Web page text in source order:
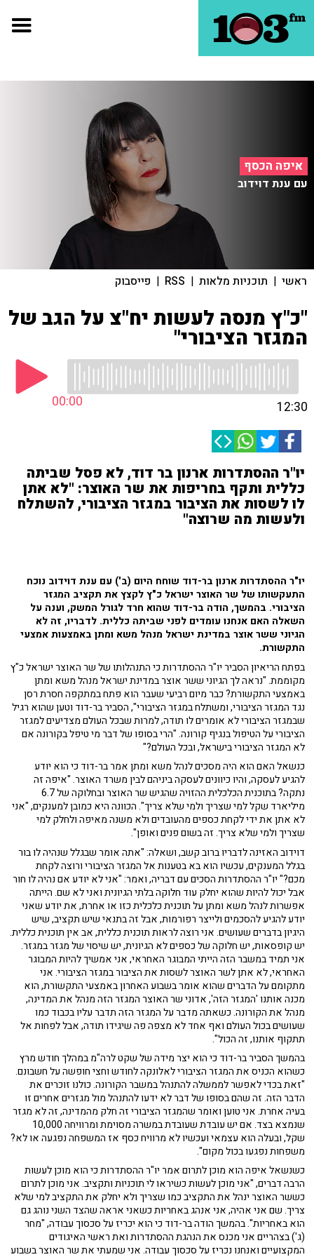
איפה הכסף
עם ענת דוידוב
ראשי | תוכניות מלאות |
RSS
| פייסבוק
"כ"ץ מנסה לעשות יח"צ על הגב של
המגזר הציבורי"
00:00 12:30
יו"ר ההסתדרות ארנון בר דוד, לא פסל שביתה
כללית ותקף בחריפות את שר האוצר: "לא אתן
לו לשסות את הציבור במגזר הציבורי, להשתלח
ולעשות מה שרוצה"
יו"ר ההסתדרות ארנון בר-דוד שוחח היום (ב') עם ענת דוידוב נוכח
התעקשותו של שר האוצר ישראל כ"ץ לקצץ את תקציב המגזר
הציבורי. בהמשך, הודה בר-דוד שהוא חרד לגורל המשק, וענה על
השאלה האם אנחנו עומדים לפני שביתה כללית. לדבריו, זה לא
הגיוני ששר אוצר במדינת ישראל מנהל משא ומתן באמצעות אמצעי
התקשורת.
בפתח הריאיון הסביר יו"ר ההסתדרות כי התנהלותו של שר האוצר ישראל כ"ץ
מקוממת. "נראה לך הגיוני ששר אוצר במדינת ישראל מנהל משא ומתן
באמצעי התקשורת? כבר מיום רביעי שעבר הוא פתח במתקפה חסרת רסן
נגד המגזר הציבורי, ומשתלח במגזר הציבורי", הסביר בר-דוד וטען שהוא רגיל
שבמגזר הציבורי לא אומרים לו תודה, למרות שבכל העולם מצדיעים למגזר
הציבורי על הטיפול בנגיף קורונה. "הרי בסופו של דבר מי טיפל בקורונה אם
לא המגזר הציבורי בישראל, ובכל העולם?"
כנשאל האם הוא היה מסכים לנהל משא ומתן אמר בר-דוד כי הוא יודע
להגיע לעסקה, והיו כיוונים לעסקה ביניהם לבין משרד האוצר. "איפה זה
נתקה? בתוכנית הכלכלית ההזויה שהגיש שר האוצר ובחלוקה של 6.7
מיליארד שקל למי שצריך ולמי שלא צריך". הכוונה היא כמובן למענקים, "אני
לא אתן את ידי לקחת כספים מהעובדים ולא משנה מאיפה ולחלק למי
שצריך ולמי שלא צריך. זה בשום פנים ואופן".
דוידוב האזינה לדבריו ברוב קשב, ושאלה: "אתה אומר שבגלל שנהיה לו בור
בגלל המענקים, עכשיו הוא בא בטענות אל המגזר הציבורי ורוצה לקחת
מכם?" יו"ר ההסתדרות הסכים עם דבריה, ואמר: "אני לא יודע אם נהיה לו חור
אבל יכול להיות שהוא יחלק עוד חלוקה בלתי הגיונית ואני לא שם. הייתה
אפשרות לנהל משא ומתן על תוכנית כלכלית כזו או אחרת, את יודע שאני
יודע להגיע להסכמים ולייצר רפורמות, אבל זה בתנאי שיש תקציב, שיש
היגיון בדברים שעושים. אני רוצה לראות תוכנית כללית, אב אין תוכנית כללית.
יש קופסאות, יש חלוקה של כספים לא הגיונית, יש שיסוי של מגזר במגזר.
אני תמיד במשבר הזה הייתי המבוגר האחראי, אני אמשיך להיות המבוגר
האחראי, לא אתן לשר האוצר לשסות את הציבור במגזר הציבורי. אני
מתקומם על הדברים שהוא אומר בשבוע האחרון באמצעי התקשורת, הוא
מכנה אותנו 'המגזר הזה', אדוני שר האוצר המגזר הזה מנהל את המדינה,
מנהל את הקורונה. כשאתה מדבר על המגזר הזה תדבר עליו בכבוד כמו
שעושים בכול העולם ואף אחד לא מצפה פה שיגידו תודה, אבל לפחות אל
תתקוף אותנו, זה הכול".
בהמשך הסביר בר-דוד כי הוא יצר מידה של שקט לרה"מ במהלך חודש מרץ
כשהוא הכניס את המגזר הציבורי לאלונקה לחודש וחצי חופשה על חשבונם.
"זאת בכדי לאפשר לממשלה להתנהל במשבר הקורונה. כולנו זוכרים את
הדבר הזה. זה שהם בסופו של דבר לא ידעו להתנהל מול מגזרים אחרים זו
בעיה אחרת. אני טוען ואומר שהמגזר הציבורי זה חלק מהמדינה, זה לא מגזר
שנמצא בצד. אם יש עובדת שעובדת במשרה מסוימת ומרוויחה 10,000
שקל, ובעלה הוא עצמאי ועכשיו לא מרוויח כסף אז המשפחה נפגעה או לא?
משפחות נפגעו בכול מקום".
כשנשאל איפה הוא מוכן לתרום אמר יו"ר ההסתדרות כי הוא מוכן לעשות
הרבה דברים, "אני מוכן לעשות כשיראו לי תוכניות ותקציב. אני מוכן לתרום
כששר האוצר ינהל את התקציב כמו שצריך ולא יחלק את התקציב למי שלא
צריך. שם אני אהיה, אני אנהג באחריות כשאני אראה שהצד השני נוהג גם
הוא באחריות". בהמשך הודה בר-דוד כי הוא יכריז על סכסוך עבודה, "מחר
(ג') בצהריים אני מכנס את הנהגת ההסתדרות ואת ראשי האיגודים
המקצועיים ואנחנו נכריז על סכסוך עבודה. אני שמעתי את שר האוצר בשבוע